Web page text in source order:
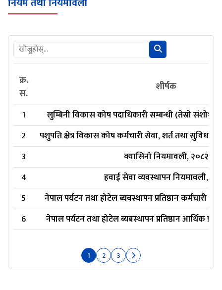
क्र.
स.
शीर्षक
1
लुम्बिनी विकास कोष पदाधिकारी सम्बन्धी (तेस्रो
2
पशुपति क्षेत्र विकास कोष कर्मचारी सेवा, शर्त तथा सुविधा
3
क्यासिनो नियमावली, २०८२
4
हवाई सेवा व्यवस्थापन नियमावली,
5
नेपाल पर्यटन तथा होटेल ब्यबस्थापन प्रतिष्ठान कर्मचारी
6
नेपाल पर्यटन तथा होटेल ब्यबस्थापन प्रतिष्ठान आर्थिक
1 2 3